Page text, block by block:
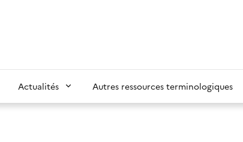
Actualités Autres ressources terminologiques